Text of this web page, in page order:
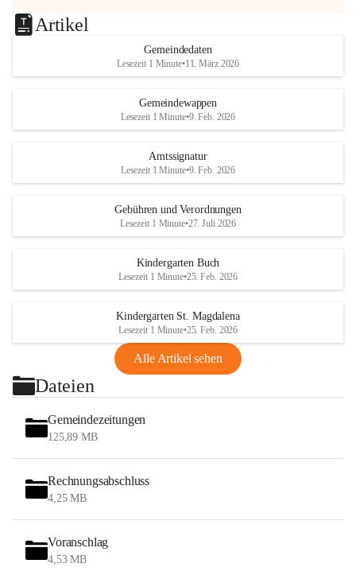
Artikel
Gemeindedaten
Lesezeit 1 Minute•11. März 2026
Gemeindewappen
Lesezeit 1 Minute•9. Feb. 2026
Amtssignatur
Lesezeit 1 Minute•9. Feb. 2026
Gebühren und Verordnungen
Lesezeit 1 Minute•27. Juli 2026
Kindergarten Buch
Lesezeit 1 Minute•25. Feb. 2026
Kindergarten St. Magdalena
Lesezeit 1 Minute•25. Feb. 2026
Alle Artikel sehen
Dateien
Gemeindezeitungen
125,89 MB
Rechnungsabschluss
4,25 MB
Voranschlag
4,53 MB